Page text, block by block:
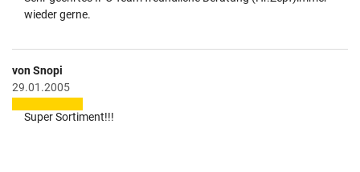
wieder gerne.
von Snopi
29.01.2005
Super Sortiment!!!